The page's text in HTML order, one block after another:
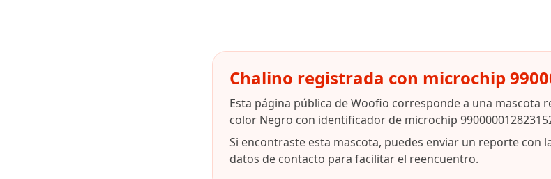
Chalino registrada con microchip
Esta página pública de Woofio corresponde a una mascota
color Negro con identificador de microchip
Si encontraste esta mascota, puedes enviar un reporte con
datos de contacto para facilitar el reencuentro.